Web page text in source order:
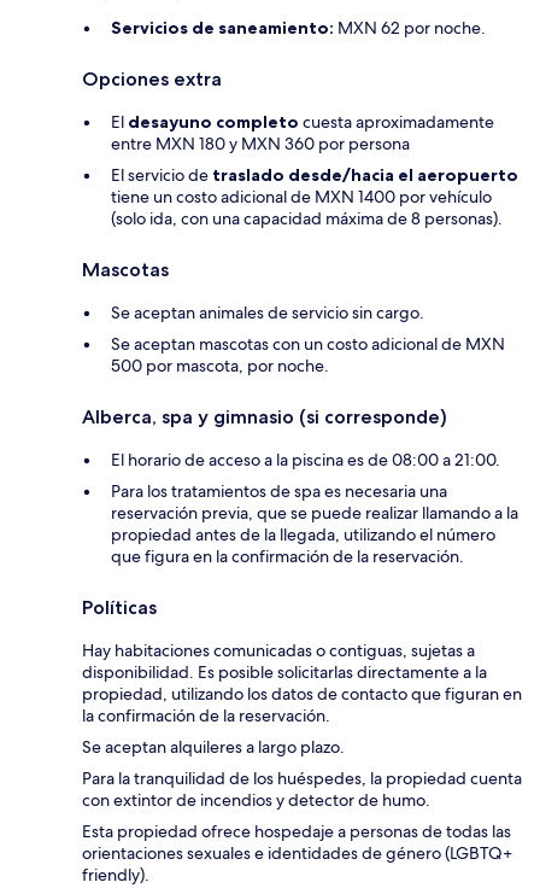
Servicios de saneamiento: MXN 62 por noche.
Opciones extra
El desayuno completo cuesta aproximadamente
entre MXN 180 y MXN 360 por persona
El servicio de traslado desde/hacia el aeropuerto
tiene un costo adicional de MXN 1400 por vehículo
(solo ida, con una capacidad máxima de 8 personas).
Mascotas
Se aceptan animales de servicio sin cargo.
Se aceptan mascotas con un costo adicional de MXN
500 por mascota, por noche.
Alberca, spa y gimnasio (si corresponde)
El horario de acceso a la piscina es de 08:00 a 21:00.
Para los tratamientos de spa es necesaria una
reservación previa, que se puede realizar llamando a la
propiedad antes de la llegada, utilizando el número
que figura en la confirmación de la reservación.
Políticas
Hay habitaciones comunicadas o contiguas, sujetas a
disponibilidad. Es posible solicitarlas directamente a la
propiedad, utilizando los datos de contacto que figuran en
la confirmación de la reservación.
Se aceptan alquileres a largo plazo.
Para la tranquilidad de los huéspedes, la propiedad cuenta
con extintor de incendios y detector de humo.
Esta propiedad ofrece hospedaje a personas de todas las
orientaciones sexuales e identidades de género (LGBTQ+
friendly).